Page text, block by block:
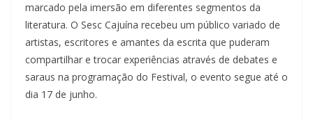
marcado pela imersão em diferentes segmentos da
literatura. O Sesc Cajuína recebeu um público variado de
artistas, escritores e amantes da escrita que puderam
compartilhar e trocar experiências através de debates e
saraus na programação do Festival, o evento segue até o
dia 17 de junho.